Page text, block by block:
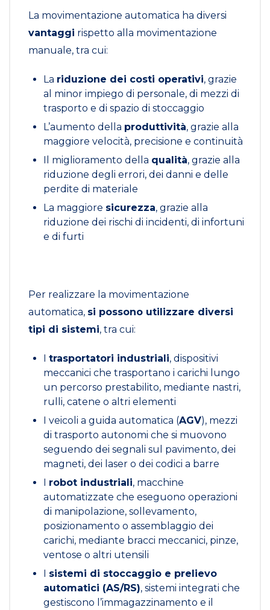
La movimentazione automatica ha diversi
vantaggi rispetto alla movimentazione
manuale, tra cui:
La riduzione dei costi operativi, grazie
al minor impiego di personale, di mezzi di
trasporto e di spazio di stoccaggio
L’aumento della produttività, grazie alla
maggiore velocità, precisione e continuità
Il miglioramento della qualità, grazie alla
riduzione degli errori, dei danni e delle
perdite di materiale
La maggiore sicurezza, grazie alla
riduzione dei rischi di incidenti, di infortuni
e di furti
Per realizzare la movimentazione
automatica, si possono utilizzare diversi
tipi di sistemi, tra cui:
I trasportatori industriali, dispositivi
meccanici che trasportano i carichi lungo
un percorso prestabilito, mediante nastri,
rulli, catene o altri elementi
I veicoli a guida automatica (AGV), mezzi
di trasporto autonomi che si muovono
seguendo dei segnali sul pavimento, dei
magneti, dei laser o dei codici a barre
I robot industriali, macchine
automatizzate che eseguono operazioni
di manipolazione, sollevamento,
posizionamento o assemblaggio dei
carichi, mediante bracci meccanici, pinze,
ventose o altri utensili
I sistemi di stoccaggio e prelievo
automatici (AS/RS), sistemi integrati che
gestiscono l’immagazzinamento e il